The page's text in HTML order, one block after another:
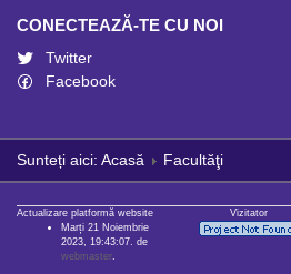
CONECTEAZĂ-TE CU NOI
Twitter
Facebook
Sunteți aici: Acasă Facultăţi
Actualizare platformă website
Marți 21 Noiembrie
2023, 19:43:07. de
webmaster.
Vizitator